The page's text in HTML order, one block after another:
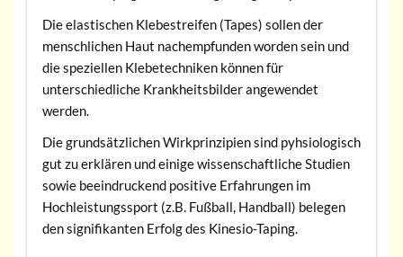
Die elastischen Klebestreifen (Tapes) sollen der
menschlichen Haut nachempfunden worden sein und
die speziellen Klebetechniken können für
unterschiedliche Krankheitsbilder angewendet
werden.
Die grundsätzlichen Wirkprinzipien sind pyhsiologisch
gut zu erklären und einige wissenschaftliche Studien
sowie beeindruckend positive Erfahrungen im
Hochleistungssport (z.B. Fußball, Handball) belegen
den signifikanten Erfolg des Kinesio-Taping.